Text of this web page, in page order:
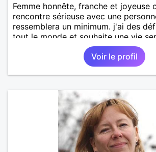
Femme honnête, franche et joyeuse
rencontre sérieuse avec une
ressemblera un minimum. j'ai des
tout le monde et souhaite une vie
relation sur du long terme.
Voir le profil